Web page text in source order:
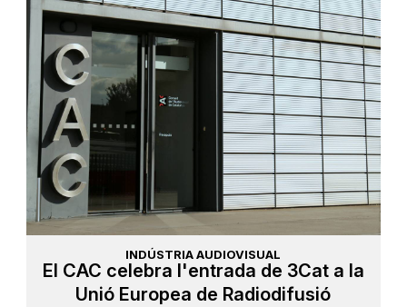
INDÚSTRIA AUDIOVISUAL
El CAC celebra l'entrada de 3Cat a la
Unió Europea de Radiodifusió